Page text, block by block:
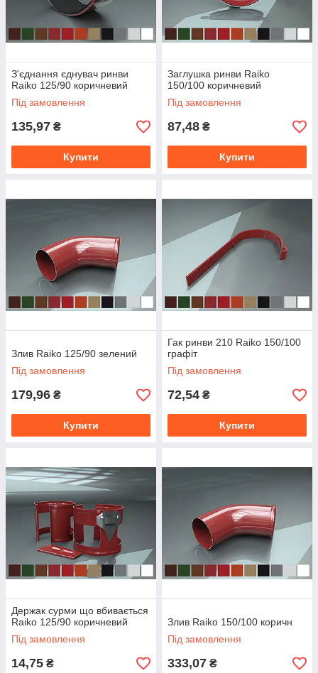
З'єднання єднувач ринви
Raiko 125/90 коричневий
Під замовлення
135,97 ₴
Купити
Заглушка ринви Raiko
150/100 коричневий
Під замовлення
87,48 ₴
Купити
Злив Raiko 125/90 зелений
Під замовлення
179,96 ₴
Купити
Гак ринви 210 Raiko 150/100
графіт
Під замовлення
72,54 ₴
Купити
Держак сурми що вбивається
Raiko 125/90 коричневий
Під замовлення
14,75 ₴
Злив Raiko 150/100 коричн
Під замовлення
333,07 ₴